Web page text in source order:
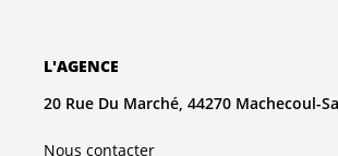
L'AGENCE
20 Rue Du Marché, 44270 Machecoul-
Nous contacter